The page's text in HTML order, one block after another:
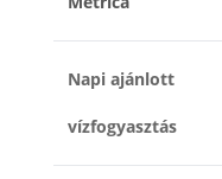
Napi ajánlott
vízfogyasztás